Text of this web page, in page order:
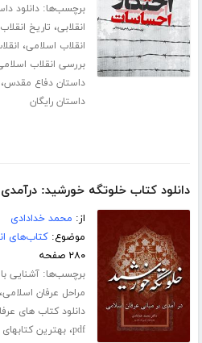
برچسب‌ها:دانلود
انقلابی، تاریخ
انقلاب اسلامی،
بررسی انقلاب
داستان دفاع مقدس
داستان رایگان
دانلود کتاب خلوتگه خورشید:
از: محمد خدادادی
موضوع:کتاب‌های
۲۸۰ صفحه
برچسب‌ها:آشنایی
مراحل عرفان اسلامی
دانلود کتاب های
pdf،بهترین